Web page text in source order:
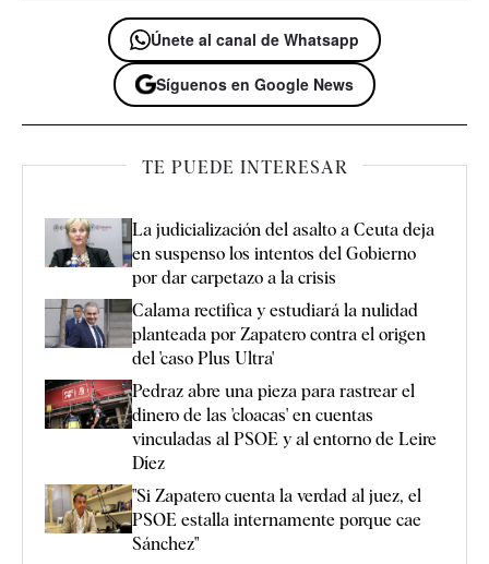
Únete al canal de Whatsapp
Síguenos en Google News
TE PUEDE INTERESAR
La judicialización del asalto a Ceuta deja
en suspenso los intentos del Gobierno
por dar carpetazo a la crisis
Calama rectifica y estudiará la nulidad
planteada por Zapatero contra el origen
del 'caso Plus Ultra'
Pedraz abre una pieza para rastrear el
dinero de las 'cloacas' en cuentas
vinculadas al PSOE y al entorno de Leire
Díez
"Si Zapatero cuenta la verdad al juez, el
PSOE estalla internamente porque cae
Sánchez"